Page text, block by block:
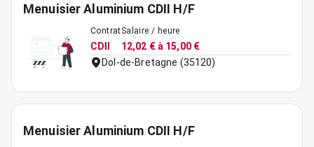
Menuisier Aluminium CDII H/F
Contrat
CDII
Salaire / heure
12,02 € à 15,00 €
Dol-de-Bretagne (35120)
Menuisier Aluminium CDII H/F